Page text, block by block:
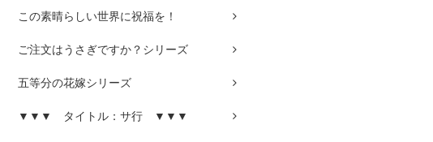
この素晴らしい世界に祝福を！
ご注文はうさぎですか？シリーズ
五等分の花嫁シリーズ
▼▼▼ タイトル：サ行 ▼▼▼